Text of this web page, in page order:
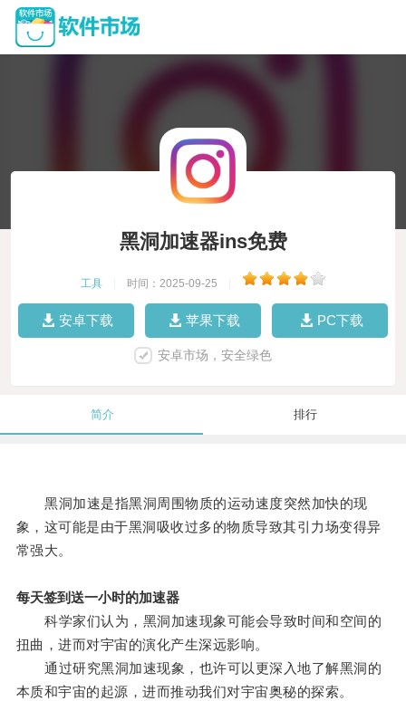
黑洞加速器ins免费
工具 时间：2025-09-25
安卓下载 苹果下载 PC下载
安卓市场，安全绿色
简介 排行
黑洞加速是指黑洞周围物质的运动速度突然加快的现
象，这可能是由于黑洞吸收过多的物质导致其引力场变得异
常强大。
每天签到送一小时的加速器
科学家们认为，黑洞加速现象可能会导致时间和空间的
扭曲，进而对宇宙的演化产生深远影响。
通过研究黑洞加速现象，也许可以更深入地了解黑洞的
本质和宇宙的起源，进而推动我们对宇宙奥秘的探索。